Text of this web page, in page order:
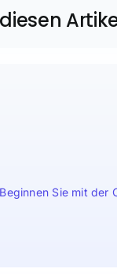
Beginnen Sie mit der